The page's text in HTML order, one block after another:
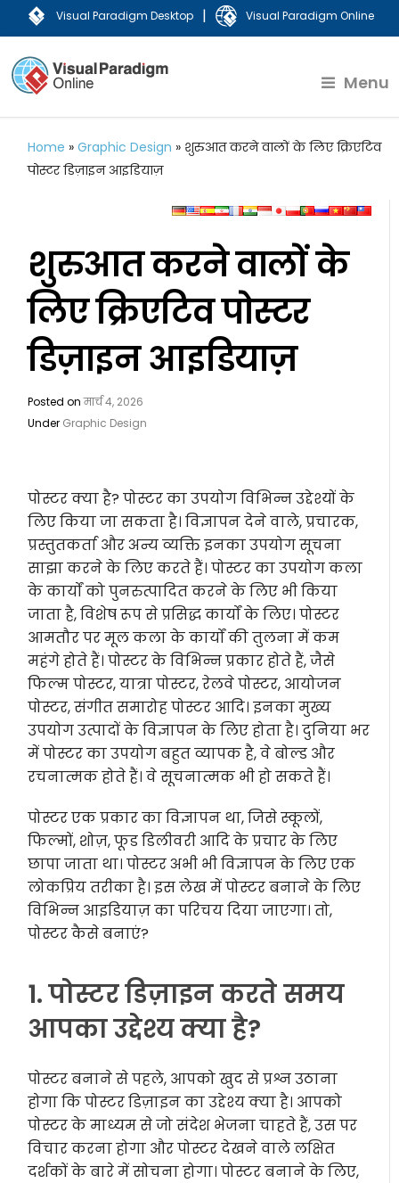
Visual Paradigm Desktop | Visual Paradigm Online
Menu
Home »Graphic Design » शुरुआत करने वालों के लिए क्रिएटिव
पोस्टर डिज़ाइन आइडियाज़
शुरुआत करने वालों के
लिए क्रिएटिव पोस्टर
डिज़ाइन आइडियाज़
Posted onमार्च 4, 2026
Under Graphic Design
पोस्टर क्या है? पोस्टर का उपयोग विभिन्न उद्देश्यों के
लिए किया जा सकता है। विज्ञापन देने वाले, प्रचारक,
प्रस्तुतकर्ता और अन्य व्यक्ति इनका उपयोग सूचना
साझा करने के लिए करते हैं। पोस्टर का उपयोग कला
के कार्यों को पुनरुत्पादित करने के लिए भी किया
जाता है, विशेष रूप से प्रसिद्ध कार्यों के लिए। पोस्टर
आमतौर पर मूल कला के कार्यों की तुलना में कम
महंगे होते हैं। पोस्टर के विभिन्न प्रकार होते हैं, जैसे
फिल्म पोस्टर, यात्रा पोस्टर, रेलवे पोस्टर, आयोजन
पोस्टर, संगीत समारोह पोस्टर आदि। इनका मुख्य
उपयोग उत्पादों के विज्ञापन के लिए होता है। दुनिया भर
में पोस्टर का उपयोग बहुत व्यापक है, वे बोल्ड और
रचनात्मक होते हैं। वे सूचनात्मक भी हो सकते हैं।
पोस्टर एक प्रकार का विज्ञापन था, जिसे स्कूलों,
फिल्मों, शोज़, फूड डिलीवरी आदि के प्रचार के लिए
छापा जाता था। पोस्टर अभी भी विज्ञापन के लिए एक
लोकप्रिय तरीका है। इस लेख में पोस्टर बनाने के लिए
विभिन्न आइडियाज़ का परिचय दिया जाएगा। तो,
पोस्टर कैसे बनाएं?
1. पोस्टर डिज़ाइन करते समय
आपका उद्देश्य क्या है?
पोस्टर बनाने से पहले, आपको खुद से प्रश्न उठाना
होगा कि पोस्टर डिज़ाइन का उद्देश्य क्या है। आपको
पोस्टर के माध्यम से जो संदेश भेजना चाहते हैं, उस पर
विचार करना होगा और पोस्टर देखने वाले लक्षित
दर्शकों के बारे में सोचना होगा। पोस्टर बनाने के लिए,